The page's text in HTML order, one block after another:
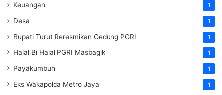
Keuangan 1
Desa 1
Bupati Turut Reresmikan Gedung PGRI 1
Halal Bi Halal PGRI Masbagik 1
Payakumbuh 1
Eks Wakapolda Metro Jaya 1